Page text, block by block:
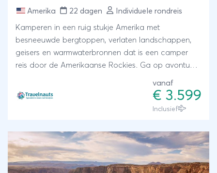
Amerika 22 dagen Individuele rondreis
Kamperen in een ruig stukje Amerika met
besneeuwde bergtoppen, verlaten landschappen,
geisers en warmwaterbronnen dat is een camper
reis door de Amerikaanse Rockies. Ga op avontuur
adembenemende uitzichten en landschappen.
vanaf
€ 3.599
Inclusief